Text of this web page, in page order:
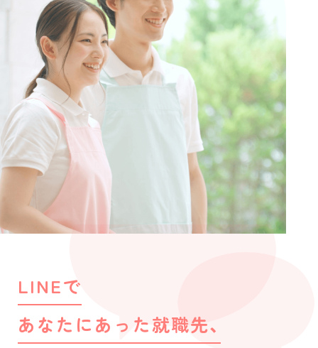
LINEで
あなたにあった就職先、